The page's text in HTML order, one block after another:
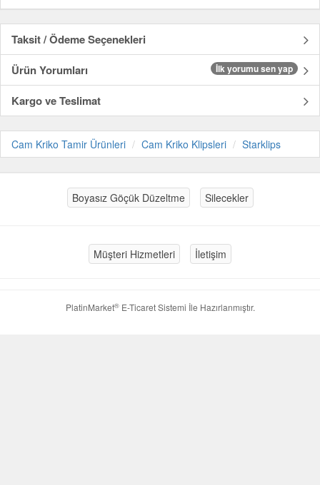
Taksit / Ödeme Seçenekleri
Ürün Yorumları
İlk yorumu sen yap
Kargo ve Teslimat
Cam Kriko Tamir Ürünleri Cam Kriko Klipsleri Starklips
Boyasız Göçük Düzeltme Silecekler
Müşteri Hizmetleri İletişim
PlatinMarket®E-Ticaret Sistemi İle Hazırlanmıştır.